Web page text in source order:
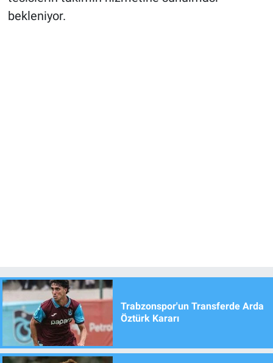
bekleniyor.
Trabzonspor'un Transferde Arda
Öztürk Kararı